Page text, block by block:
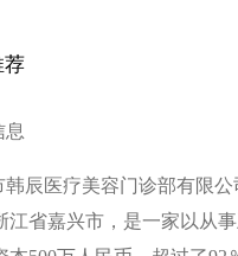
荐
息
韩辰医疗美容门诊部有限公
江省嘉兴市，是一家以从事